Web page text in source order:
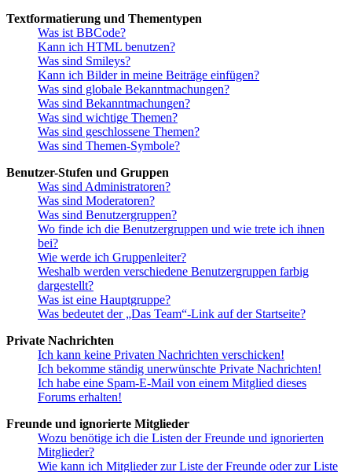
Textformatierung und Thementypen
Was ist BBCode?
Kann ich HTML benutzen?
Was sind Smileys?
Kann ich Bilder in meine Beiträge einfügen?
Was sind globale Bekanntmachungen?
Was sind Bekanntmachungen?
Was sind wichtige Themen?
Was sind geschlossene Themen?
Was sind Themen-Symbole?
Benutzer-Stufen und Gruppen
Was sind Administratoren?
Was sind Moderatoren?
Was sind Benutzergruppen?
Wo finde ich die Benutzergruppen und wie trete ich ihnen
bei?
Wie werde ich Gruppenleiter?
Weshalb werden verschiedene Benutzergruppen farbig
dargestellt?
Was ist eine Hauptgruppe?
Was bedeutet der „Das Team“-Link auf der Startseite?
Private Nachrichten
Ich kann keine Privaten Nachrichten verschicken!
Ich bekomme ständig unerwünschte Private Nachrichten!
Ich habe eine Spam-E-Mail von einem Mitglied dieses
Forums erhalten!
Freunde und ignorierte Mitglieder
Wozu benötige ich die Listen der Freunde und ignorierten
Mitglieder?
Wie kann ich Mitglieder zur Liste der Freunde oder zur Liste